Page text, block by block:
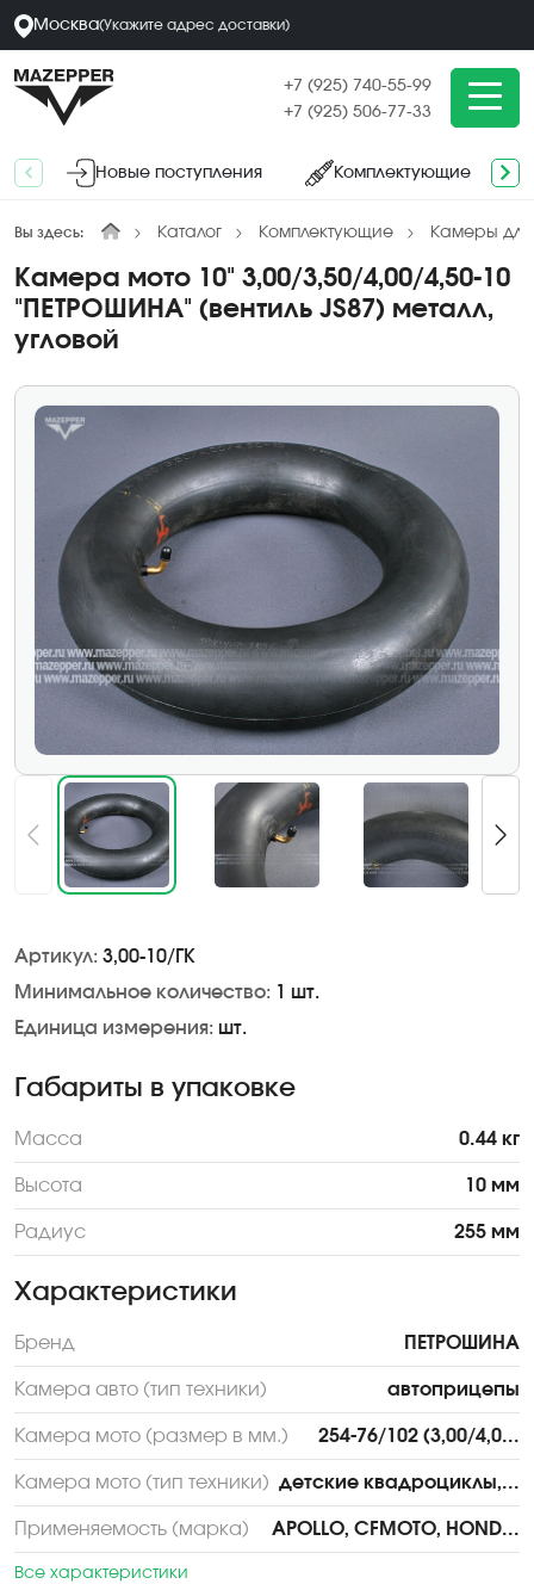
Москва(Укажите адрес доставки)
+7 (925) 740-55-99
+7 (925) 506-77-33
Новые поступления Комплектующие
Вы здесь: Каталог Комплектующие Камеры для
Камера мото 10" 3,00/3,50/4,00/4,50-10
"ПЕТРОШИНА" (вентиль JS87) металл,
угловой
Артикул: 3,00-10/ГК
Минимальное количество: 1 шт.
Единица измерения: шт.
Габариты в упаковке
Масса 0.44 кг
Высота 10 мм
Радиус 255 мм
Характеристики
Бренд ПЕТРОШИНА
Камера авто (тип техники) автоприцепы
Камера мото (размер в мм.) 254-76/102 (3,00/4,0...
Камера мото (тип техники) детские квадроциклы,...
Применяемость (марка) APOLLO, CFMOTO, HOND...
Все характеристики